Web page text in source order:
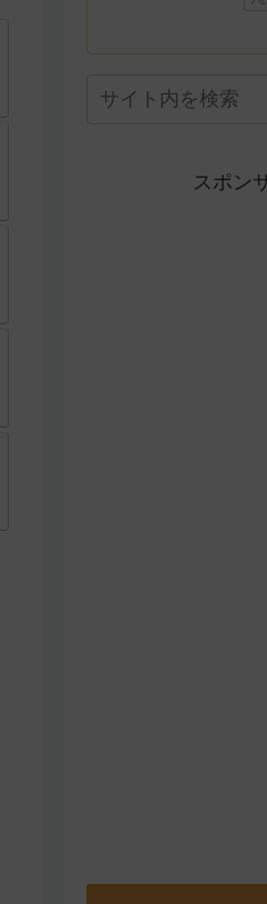
スポン